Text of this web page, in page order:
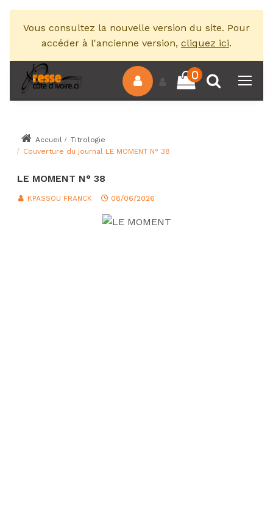
Vous consultez la nouvelle version du site. Pour
accéder à l'ancienne version, cliquez ici.
0
Accueil
Titrologie
Couverture du journal LE MOMENT N° 38
LE MOMENT N° 38
KPASSOU FRANCK 08/06/2026